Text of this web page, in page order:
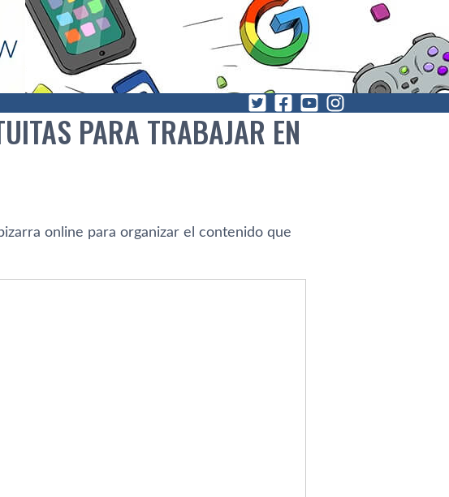
PARA TRABAJAR EN
online para organizar el contenido que